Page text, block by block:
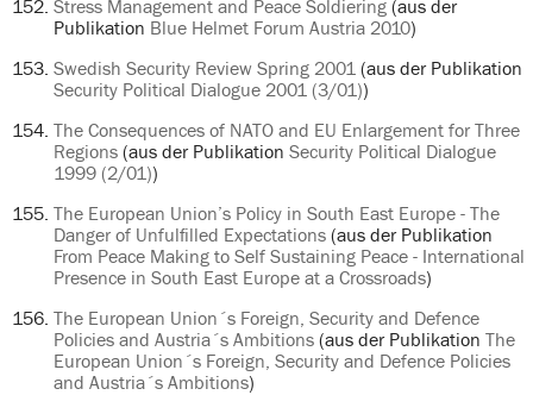
Stress Management and Peace Soldiering(aus der
Publikation Blue Helmet Forum Austria 2010)
Swedish Security Review Spring 2001 (aus der Publikation
Security Political Dialogue 2001 (3/01))
The Consequences of NATO and EU Enlargement for Three
Regions(aus der Publikation Security Political Dialogue
1999 (2/01))
The European Union’s Policy in South East Europe - The
Danger of Unfulfilled Expectations(aus der Publikation
From Peace Making to Self Sustaining Peace - International
Presence in South East Europe at a Crossroads)
The European Union´s Foreign, Security and Defence
Policies and Austria´s Ambitions(aus der Publikation The
European Union´s Foreign, Security and Defence Policies
and Austria´s Ambitions)